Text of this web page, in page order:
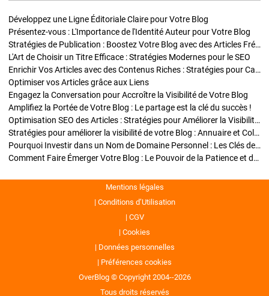
Développez une Ligne Éditoriale Claire pour Votre Blog
Présentez-vous : L'Importance de l'Identité Auteur pour Votre Blog
Stratégies de Publication : Boostez Votre Blog avec des Articles Fréquents et Exclusifs
L'Art de Choisir un Titre Efficace : Stratégies Modernes pour le SEO
Enrichir Vos Articles avec des Contenus Riches : Stratégies pour Captiver et Optimiser
Optimiser vos Articles grâce aux Liens
Engagez la Conversation pour Accroître la Visibilité de Votre Blog
Amplifiez la Portée de Votre Blog : Le partage est la clé du succès !
Optimisation SEO des Articles : Stratégies pour Améliorer la Visibilité de Votre Blog
Stratégies pour améliorer la visibilité de votre Blog : Annuaire et Collaborations
Pourquoi Investir dans un Nom de Domaine Personnel : Les Clés de la Réussite de Votre Blog
Comment Faire Émerger Votre Blog : Le Pouvoir de la Patience et de la Persévérance
Mentions légales
Conditions d’Utilisation
CGV
Cookies
Données personnelles
Préférences cookies
OverBlog © Copyright 2004--2026
Tous droits réservés